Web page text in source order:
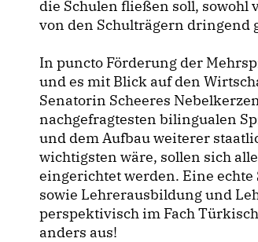
die Schulen fließen soll, sowohl
von den Schulträgern dringend
In puncto Förderung der
und es mit Blick auf den
Senatorin Scheeres
nachgefragtesten bilingualen
und dem Aufbau weiterer
wichtigsten wäre, sollen sich
eingerichtet werden. Eine
sowie Lehrerausbildung und
perspektivisch im Fach
anders aus!